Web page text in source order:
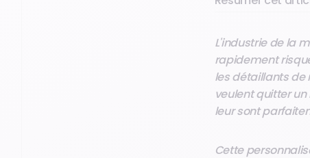
L'industrie de la
rapidement
les détaillants de
veulent quitter
leur sont
Cette